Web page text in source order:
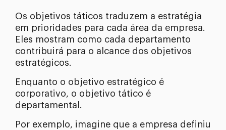
Os objetivos táticos traduzem a estratégia
em prioridades para cada área da empresa.
Eles mostram como cada departamento
contribuirá para o alcance dos objetivos
estratégicos.
Enquanto o objetivo estratégico é
corporativo, o objetivo tático é
departamental.
Por exemplo, imagine que a empresa definiu